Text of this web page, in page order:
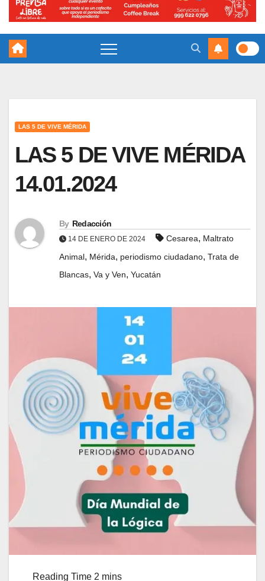
LAS 5 DE VIVE MÉRIDA
LAS 5 DE VIVE MÉRIDA
14.01.2024
By Redacción
14 DE ENERO DE 2024 Cesarea, Maltrato
Animal, Mérida, periodismo ciudadano, Trata de
Blancas, Va y Ven, Yucatán